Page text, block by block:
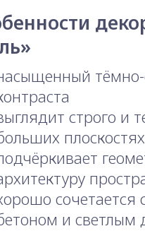
тёмно-
строго и
плоскостях
и светлым